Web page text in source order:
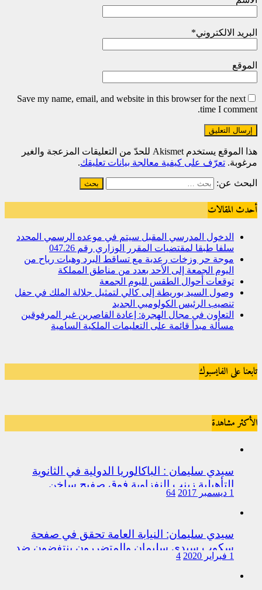
البريد الالكتروني*
الموقع
Save my name, email, and website in this browser for the next
time I comment.
هذا الموقع يستخدم Akismet للحدّ من التعليقات المزعجة والغير
مرغوبة. تعرّف على كيفية معالجة بيانات تعليقك.
البحث عن:
أحدث المقالات
الدخول المدرسي المقبل سیتم في موعده الرسمي المحدد
سلفا طبقا لمقتضیات المقرر الوزاري رقم 047.26
موجة حر وزخات رعدية مع تساقط البرد وهبات رياح من
اليوم الجمعة إلى الأحد بعدد من مناطق المملكة
توقعات أحوال الطقس لليوم الجمعة
وصول السيد بوريطة إلى كالي لتمثيل جلالة الملك في حفل
تنصيب الرئيس الكولومبي الجديد
التعاون في مجال الهجرة: إعادة القاصرين غير المرفوقين
مسألة مبدأ قائمة على التعليمات الملكية السامية
تابعنا على الفايسبوك
الأكثر مشاهدة
سيدي سليمان : الباكالوريا الدولية في الثانوية
التأهيلية زينب النفزاوية فوق صفيح ساخن
1 ديسمبر 2017 64
سيدي سليمان: النيابة العامة تحقق في صفحة
سكوب سيدي سليمان والمتضررون ينتفضون ضد
المتورطين من رجال الشرطة
1 فبراير 2020 4